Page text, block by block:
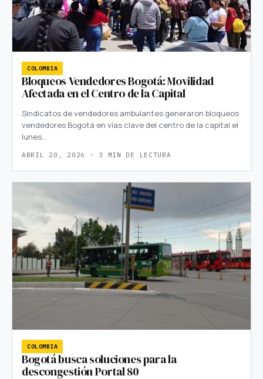
COLOMBIA
Bloqueos Vendedores Bogotá: Movilidad
Afectada en el Centro de la Capital
Sindicatos de vendedores ambulantes generaron bloqueos
vendedores Bogotá en vías clave del centro de la capital el
lunes…
ABRIL 20, 2026 · 3 MIN DE LECTURA
COLOMBIA
Bogotá busca soluciones para la
descongestión Portal 80